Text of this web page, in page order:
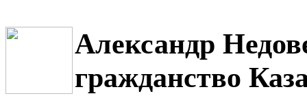
Александр
гражданство